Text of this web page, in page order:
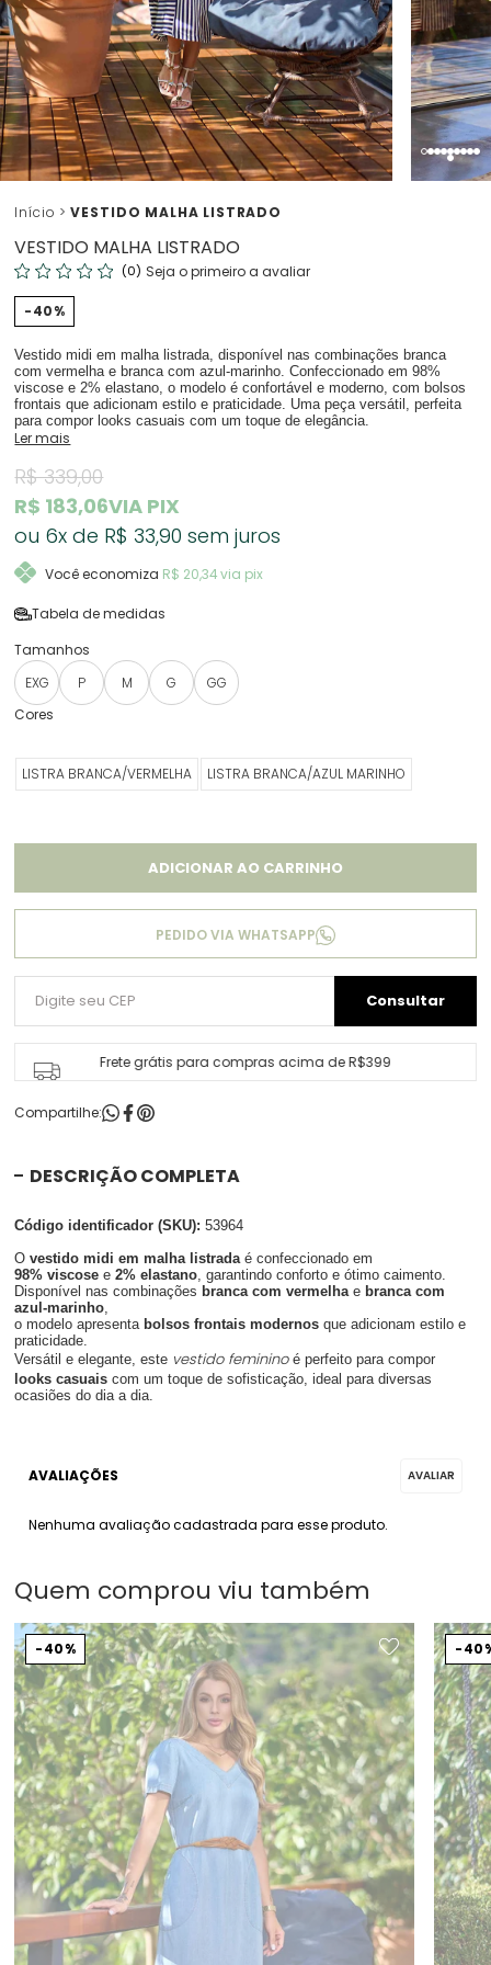
Início VESTIDO MALHA LISTRADO
VESTIDO MALHA LISTRADO
(0) Seja o primeiro a avaliar
40%
Vestido midi em malha listrada, disponível nas combinações branca
com vermelha e branca com azul-marinho. Confeccionado em 98%
viscose e 2% elastano, o modelo é confortável e moderno, com bolsos
frontais que adicionam estilo e praticidade. Uma peça versátil, perfeita
para compor looks casuais com um toque de elegância.
Ler mais
R$ 183,06VIA PIX
R$ 339,00
6x R$ 33,90sem juros
Você economiza R$ 20,34 via pix
Tabela de medidas
EXG P M G GG
LISTRA BRANCA/VERMELHA LISTRA BRANCA/AZUL MARINHO
ADICIONAR AO CARRINHO
PEDIDO VIA WHATSAPP
Frete grátis para compras acima de R$399
Compartilhe:
DESCRIÇÃO COMPLETA
Código identificador (SKU): 53964
Ovestido midi em malha listradaé confeccionado em
98% viscose e2% elastano, garantindo conforto e ótimo caimento.
Disponível nas combinações branca com vermelhae branca com
azul-marinho,
o modelo apresenta bolsos frontais modernos que adicionam estilo e
praticidade.
Versátil e elegante, este vestido femininoé perfeito para compor
looks casuais com um toque de sofisticação, ideal para diversas
ocasiões do dia a dia.
Nenhuma avaliação cadastrada para esse produto.
Quem comprou viu também
40%